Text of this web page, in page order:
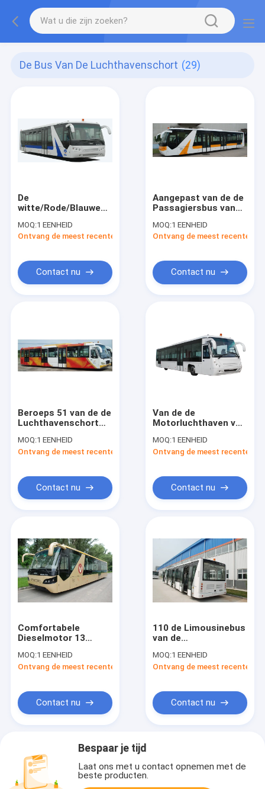
De Bus Van De Luchthavenschort (29)
De
witte/Rode/Blauwe
de Bus
Juiste/Linkeraandrijving
Luchthavenschort
met PPG-het
Schilderen
MOQ:1 EENHEID
Ontvang de meest recente Prijs
Contact nu
Aangepast van de de
Passagiersbus van
Passagiersluchthaven
de
van Xinfa
MOQ:1 EENHEID
Ontvang de meest recente
Contact nu
Beroeps 51 van de de
Luchthavenschort
Smalle Lichaam Bus
10600mm×2700mm×3170mm
MOQ:1 EENHEID
Ontvang de meest recente Prijs
Contact nu
Van de de
Motorluchthaven van
Schortbus 22
Bevindend Gebied
MOQ:1 EENHEID
Ontvang de meest recente
Contact nu
Comfortabele
Dieselmotor 13
Luchthavenschort
met
MOQ:1 EENHEID
Ontvang de meest recente Prijs
Contact nu
110 de Limousinebus
van de
4 de
Luchthavenbussen
MOQ:1 EENHEID
Ontvang de meest recente
Contact nu
Bespaar je tijd
Laat ons met u contact opnemen met de
beste producten.